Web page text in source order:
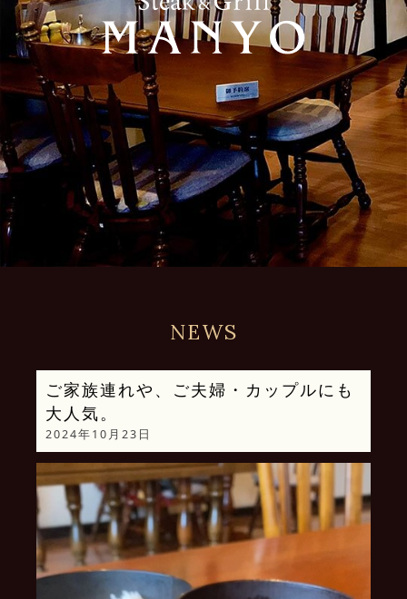
NEWS
ご家族連れや、ご夫婦・カップルにも
大人気。
2024年10月23日
動
画
プ
レ
ー